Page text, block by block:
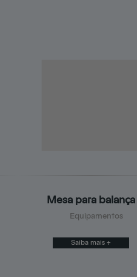
Mesa para balança
Equipamentos
Saiba mais +